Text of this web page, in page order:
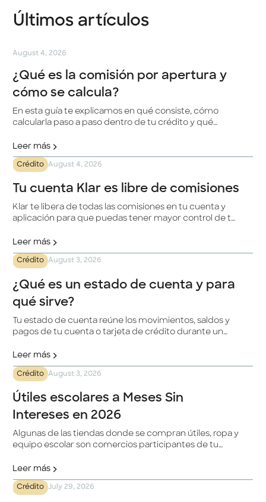
Últimos artículos
August 4, 2026
¿Qué es la comisión por apertura y
cómo se calcula?
En esta guía te explicamos en qué consiste, cómo
calcularla paso a paso dentro de tu crédito y qué
Leer más
Crédito August 4, 2026
Tu cuenta Klar es libre de comisiones
Klar te libera de todas las comisiones en tu cuenta y
aplicación para que puedas tener mayor control de tu
Leer más
Crédito August 3, 2026
¿Qué es un estado de cuenta y para
qué sirve?
Tu estado de cuenta reúne los movimientos, saldos y
pagos de tu cuenta o tarjeta de crédito durante un
contiene, cómo leerlo y cuáles son las diferencias entre
los estados de cuenta de crédito y débito.
Leer más
Crédito August 3, 2026
Útiles escolares a Meses Sin
Intereses en 2026
Algunas de las tiendas donde se compran útiles, ropa y
equipo escolar son comercios participantes de tu
así que puedes cubrir el gasto completo hoy y dividirlo
en partes, sin pagar ni un peso extra por hacerlo.
Leer más
Crédito July 29, 2026